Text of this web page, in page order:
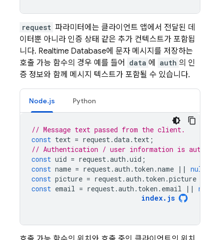
request 파라미터에는 클라이언트 앱에서 전달된 데
이터뿐 아니라 인증 상태 같은 추가 컨텍스트가 포함됩
니다. Realtime Database에 문자 메시지를 저장하는
호출 가능 함수의 경우 예를 들어
data 에 auth 의 인
증 정보와 함께 메시지 텍스트가 포함될 수 있습니다.
Node.js Python
// Message text passed from the client.
const text = request.data. text ;
// Authentication / user information is
const uid = request.auth .uid ;
const name = request.auth . token .name || null
const picture = request.auth . token .picture
const email = request.auth . token . email || null
index. js